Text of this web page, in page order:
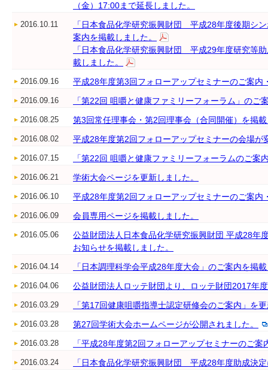
（金）17:00まで延長しました。
2016.10.11
「日本食品化学研究振興財団 平成28年度後期シ
案内を掲載しました。
「日本食品化学研究振興財団 平成29年度研究等
載しました。
2016.09.16 平成28年度第3回フォローアップセミナーのご案内
2016.09.16 「第22回 咀嚼と健康ファミリーフォーラム」のご
2016.08.25 第3回常任理事会・第2回理事会（合同開催）を掲
2016.08.02 平成28年度第2回フォローアップセミナーの会場が
2016.07.15 「第22回 咀嚼と健康ファミリーフォーラムのご案
2016.06.21 学術大会ページを更新しました。
2016.06.10 平成28年度第2回フォローアップセミナーのご案内
2016.06.09 会員専用ページを掲載しました。
2016.05.06
公益財団法人日本食品化学研究振興財団 平成28年
お知らせを掲載しました。
2016.04.14 「日本調理科学会平成28年度大会」のご案内を掲
2016.04.06 公益財団法人ロッテ財団より、ロッテ財団2017年
2016.03.29 「第17回健康咀嚼指導士認定研修会のご案内」を
2016.03.28 第27回学術大会ホームページが公開されました。
2016.03.28 「平成28年度第2回フォローアップセミナーのご案
2016.03.24 「日本食品化学研究振興財団 平成28年度助成決